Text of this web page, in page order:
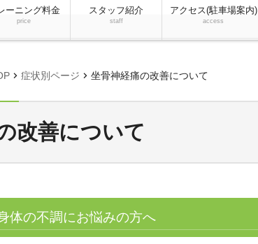
ーニング料金
price
スタッフ紹介
staff
アクセス(駐車場案内)
access
chevron_right 症状別ページ chevron_right 坐骨神経痛の改善について
改善について
体の不調にお悩みの方へ